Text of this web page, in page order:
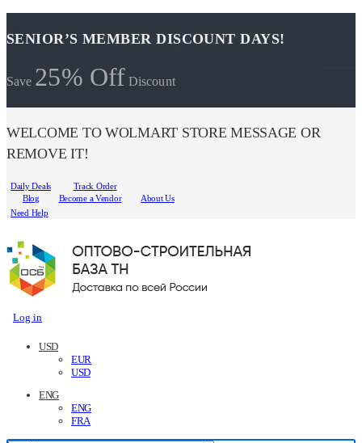
SENIOR’S MEMBER DISCOUNT DAYS!
Save 25% Off Discount
WELCOME TO WOLMART STORE MESSAGE OR
REMOVE IT!
Daily Deals
Track Order
Blog
Become a Vendor
About Us
Need Help
Log in
USD
EUR
USD
ENG
ENG
FRA